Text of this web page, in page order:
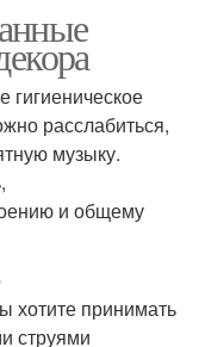
гигиеническое
расслабиться,
музыку.
и общему
хотите принимать
струями